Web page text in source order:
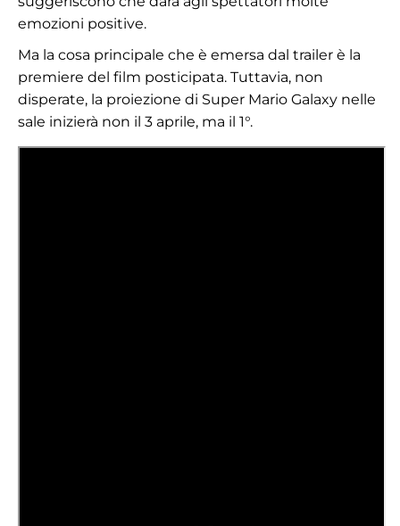
emozioni positive.
Ma la cosa principale che è emersa dal trailer è la
premiere del film posticipata. Tuttavia, non
disperate, la proiezione di Super Mario Galaxy nelle
sale inizierà non il 3 aprile, ma il 1°.